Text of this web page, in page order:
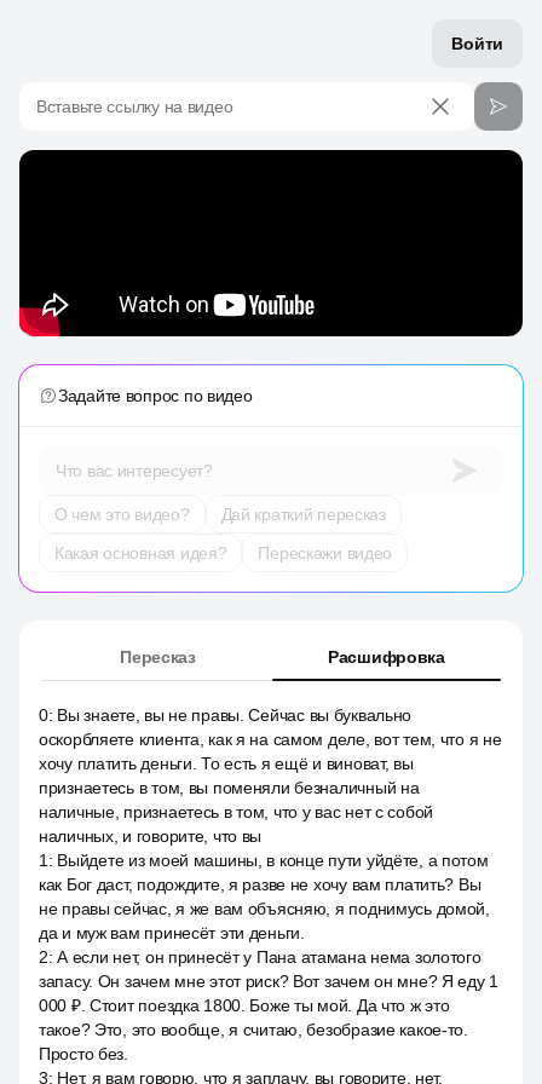
Войти
Вставьте ссылку на видео
Задайте вопрос по видео
Что вас интересует?
О чем это видео?
Дай краткий пересказ
Какая основная идея?
Перескажи видео
Пересказ Расшифровка
0: Вы знаете, вы не правы. Сейчас вы буквально
оскорбляете клиента, как я на самом деле, вот тем, что я не
хочу платить деньги. То есть я ещё и виноват, вы
признаетесь в том, вы поменяли безналичный на
наличные, признаетесь в том, что у вас нет с собой
наличных, и говорите, что вы
1 : Выйдете из моей машины, в конце пути уйдёте, а потом
как Бог даст, подождите, я разве не хочу вам платить? Вы
не правы сейчас, я же вам объясняю, я поднимусь домой,
да и муж вам принесёт эти деньги.
2:А если нет, он принесёт у Пана атамана нема золотого
запасу. Он зачем мне этот риск? Вот зачем он мне? Я еду 1
000 ₽. Стоит поездка 1800. Боже ты мой. Да что ж это
такое? Это, это вообще, я считаю, безобразие какое-то.
Просто без.
3: Нет, я вам говорю, что я заплачу, вы говорите, нет,